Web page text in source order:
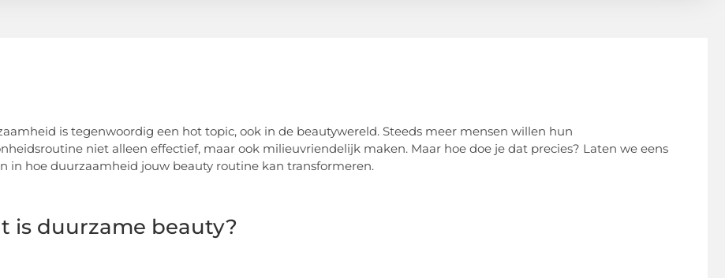
is tegenwoordig een hot topic, ook in de beautywereld. Steeds meer mensen willen hun
niet alleen effectief, maar ook milieuvriendelijk maken. Maar hoe doe je dat precies? Laten we eens
in hoe duurzaamheid jouw beauty routine kan transformeren.
is duurzame beauty?